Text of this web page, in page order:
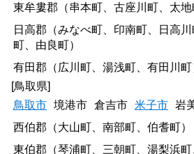
東牟婁郡（串本町、古座川町、太地
日高郡（みなべ町、印南町、日高
町、由良町）
有田郡（広川町、湯浅町、有田川町
[鳥取県]
鳥取市 境港市 倉吉市 米子市 岩
西伯郡（大山町、南部町、伯耆町）
東伯郡（琴浦町、三朝町、湯梨浜町